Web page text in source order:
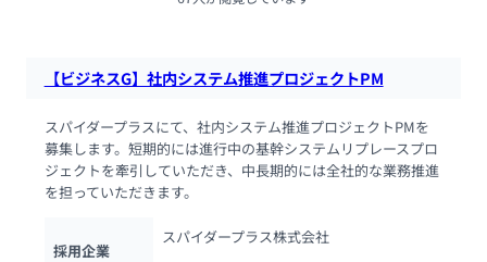
【ビジネスG】社内システム推進プロジェクトPM
スパイダープラスにて、社内システム推進プロジェクトPMを
募集します。短期的には進行中の基幹システムリプレースプロ
ジェクトを牽引していただき、中長期的には全社的な業務推進
を担っていただきます。
採用企業
スパイダープラス株式会社